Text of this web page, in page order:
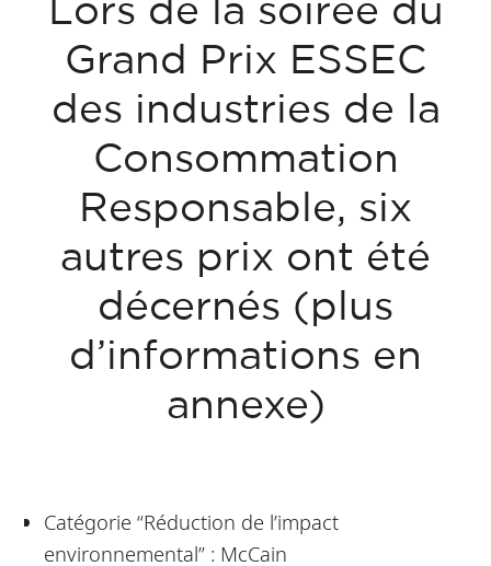
Lors de la soirée du
Grand Prix ESSEC
des industries de la
Consommation
Responsable, six
autres prix ont été
décernés (plus
d’informations en
annexe)
Catégorie “Réduction de l’impact
environnemental” : McCain